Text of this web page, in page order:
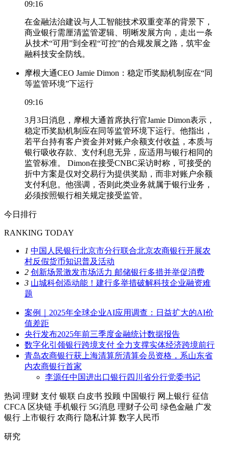
09:16
在金融法治建设与人工智能技术双重变革的背景下，
商业银行需厘清监管逻辑、明晰发展方向，走出一条
从技术“可用”到全程“可控”的合规发展之路，筑牢金
融科技安全防线。
摩根大通CEO Jamie Dimon：稳定币奖励机制应在“同
等监管环境”下运行
09:16
3月3日消息，摩根大通首席执行官Jamie Dimon表示，
稳定币奖励机制应在同等监管环境下运行。他指出，
若平台持有客户资金并对账户余额支付收益，本质与
银行吸收存款、支付利息无异，应适用与银行相同的
监管标准。 Dimon在接受CNBC采访时称，可接受的
折中方案是仅对交易行为提供奖励，而非对账户余额
支付利息。他强调，否则此类业务就属于银行业务，
必须按照银行相关规定接受监管。
今日排行
RANKING TODAY
1 中国人民银行北京市分行联合北京农商银行开展农
村反假货币知识普及活动
2 创新场景激发市场活力 邮储银行多措并举促消费
3 山城科创添动能！建行多举措破解科技企业融资难
题
案例｜2025年全球企业AI应用调查：日益扩大的AI价
值差距
央行发布2025年前三季度金融统计数据报告
数字化引领银行跨境支付 全力支撑实体经济跨境前行
青岛农商银行获上海清算所清算会员资格，系山东省
内农商银行首家
李源任中国进出口银行四川省分行党委书记
热词 理财 支付 银联 白皮书 投顾 中国银行 网上银行 征信
CFCA 区块链 手机银行 5G消息 理财子公司 绿色金融 广发
银行
上市银行 农商行 隐私计算 数字人民币
研究